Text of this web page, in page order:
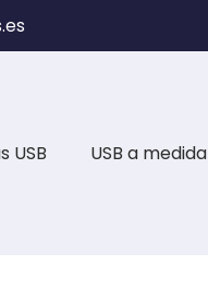
USB USB a medida